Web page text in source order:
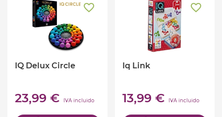
IQ Delux Circle
23,99 € IVA incluido
Iq Link
13,99 € IVA incluido